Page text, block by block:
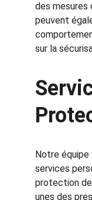
des
peuvent
sur la
Notre équipe
services
protection
unes des